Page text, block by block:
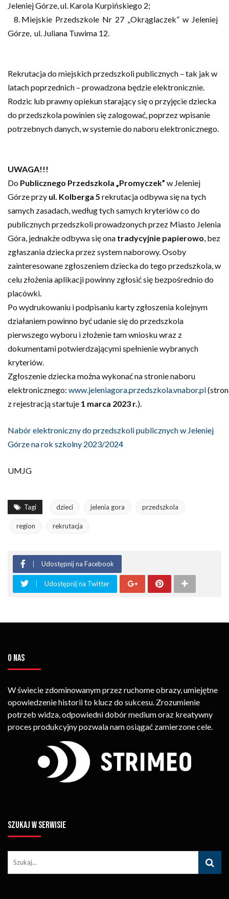
Jeleniej Górze, ul. Karola Kurpińskiego 2;
8. Miejskie Przedszkole Nr 27 „Okrąglaczek” w Jeleniej
Górze, ul. Juliana Tuwima 12.
Rekrutacja do miejskich przedszkoli publicznych – tak jak w
latach poprzednich – prowadzona będzie elektronicznie.
Rodzic lub prawny opiekun starający się o przyjęcie dziecka
do przedszkola powinien się zalogować, poprzez wpisanie
potrzebnych danych, w systemie do naboru elektronicznego.
UWAGA!!!
Do Publicznego Przedszkola „Promyczek” w Jeleniej
Górze przy ul. Kolberga 5 rekrutacja odbywa się na tych
samych zasadach, według tych samych kryteriów co do
publicznych przedszkoli prowadzonych przez Miasto Jelenia
Góra, jednakże odbywa się ona tradycyjnie papierowo, bez
zgłaszania dziecka przez system naborowy. Osoby
zainteresowane zgłoszeniem dziecka do tego przedszkola, w
celu złożenia aplikacji powinny zgłosić się bezpośrednio do
placówki.
Po wydrukowaniu i podpisaniu karty zgłoszenia kolejnym
działaniem powinno być udanie się do przedszkola
pierwszego wyboru i złożenie tam wniosku wraz z
dokumentami potwierdzającymi spełnienie wybranych
kryteriów.
Zgłoszenie dziecka można wykonać na stronie naboru
elektronicznego: www.jeleniagora.przedszkola.vnabor.pl
z rejestracją startuje 1 marca 2023 r.).
Nabór elektroniczny do przedszkoli publicznych w Jeleniej
Górze na rok szkolny 2023/2024
UMJG
Tagi dzieci jelenia gora przedszkola
region rekrutacja
Udostępnij na Facebook
Udostępnij na Twitter
O NAS
W świecie zdominowanym przez ruchome obrazy, umiejętne
opowiedzenie historii to klucz do sukcesu. Zrozumienie
potrzeb widza, odpowiedni dobór medium oraz kreatywny
proces produkcyjny pozwala nam osiągać zamierzone cele.
SZUKAJ W SERWISIE